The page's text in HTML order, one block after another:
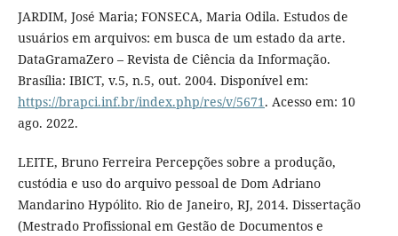
JARDIM, José Maria; FONSECA, Maria Odila. Estudos de
usuários em arquivos: em busca de um estado da arte.
DataGramaZero – Revista de Ciência da Informação.
Brasília: IBICT, v.5, n.5, out. 2004. Disponível em:
https://brapci.inf.br/index.php/res/v/5671. Acesso em: 10
ago. 2022.
LEITE, Bruno Ferreira Percepções sobre a produção,
custódia e uso do arquivo pessoal de Dom Adriano
Mandarino Hypólito. Rio de Janeiro, RJ, 2014. Dissertação
(Mestrado Profissional em Gestão de Documentos e